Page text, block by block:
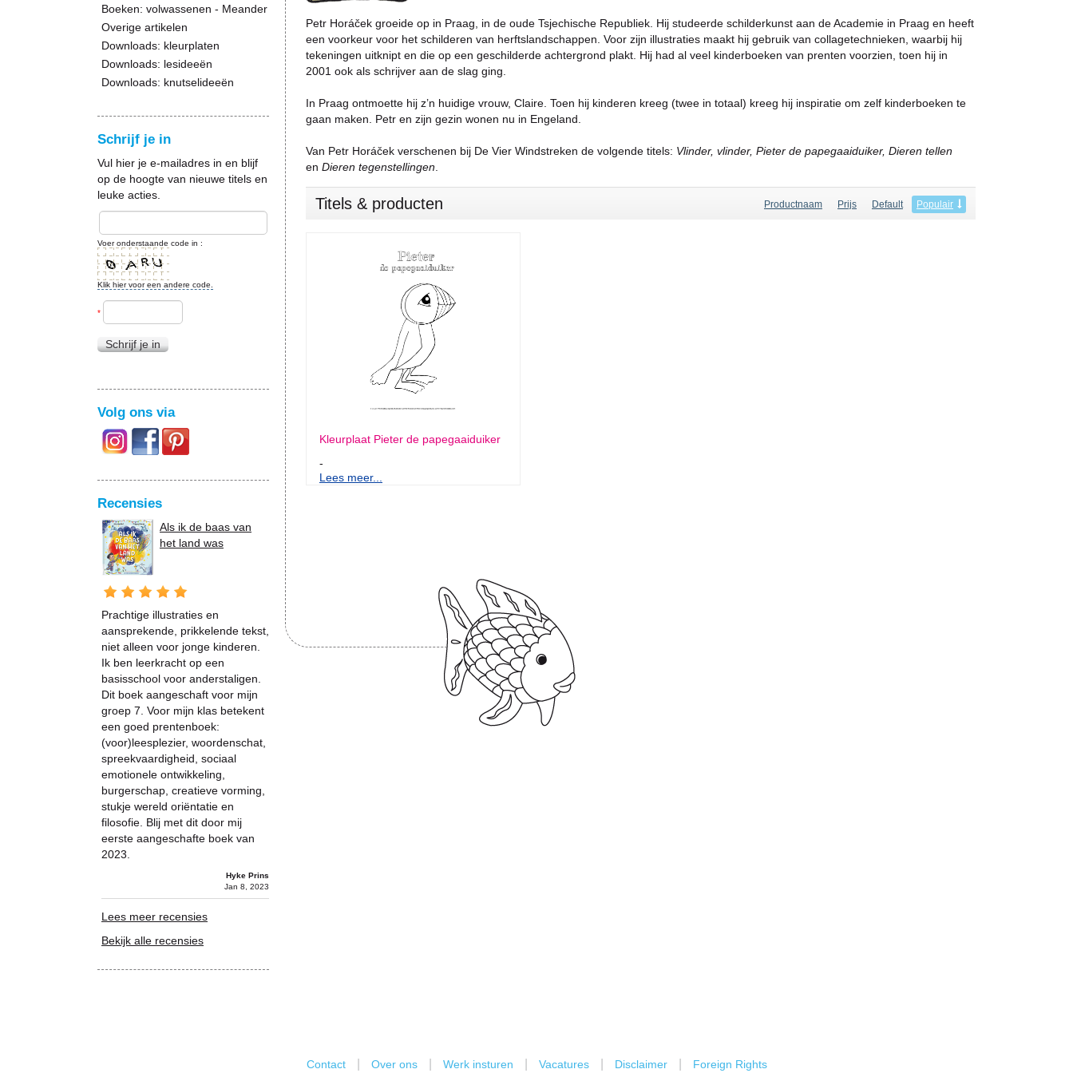
Petr Horáček groeide op in Praag, in de oude Tsjechische Republiek. Hij studeerde schilderkunst aan de Academie in Praag en heeft
een voorkeur voor het schilderen van herftslandschappen. Voor zijn illustraties maakt hij gebruik van collagetechnieken, waarbij hij
tekeningen uitknipt en die op een geschilderde achtergrond plakt. Hij had al veel kinderboeken van prenten voorzien, toen hij in
2001 ook als schrijver aan de slag ging.
In Praag ontmoette hij z’n huidige vrouw, Claire. Toen hij kinderen kreeg (twee in totaal) kreeg hij inspiratie om zelf kinderboeken te
gaan maken. Petr en zijn gezin wonen nu in Engeland.
Van Petr Horáček verschenen bij De Vier Windstreken de volgende titels: Vlinder, vlinder, Pieter de papegaaiduiker, Dieren tellen
en Dieren tegenstellingen.
Titels & producten Productnaam Prijs Default Populair
Kleurplaat Pieter de papegaaiduiker
-
Lees meer...
Boeken: volwassenen - Meander
Overige artikelen
Downloads: kleurplaten
Downloads: lesideeën
Downloads: knutselideeën
Schrijf je in
Vul hier je e-mailadres in en blijf
op de hoogte van nieuwe titels en
leuke acties.
Voer onderstaande code in :
Klik hier voor een andere code.
*
Schrijf je in
Volg ons via
Recensies
Als ik de baas van
het land was
Prachtige illustraties en
aansprekende, prikkelende tekst,
niet alleen voor jonge kinderen.
Ik ben leerkracht op een
basisschool voor anderstaligen.
Dit boek aangeschaft voor mijn
groep 7. Voor mijn klas betekent
een goed prentenboek:
(voor)leesplezier, woordenschat,
spreekvaardigheid, sociaal
emotionele ontwikkeling,
burgerschap, creatieve vorming,
stukje wereld oriëntatie en
filosofie. Blij met dit door mij
eerste aangeschafte boek van
2023.
Hyke Prins
Jan 8, 2023
Lees meer recensies
Bekijk alle recensies
Contact Over ons Werk insturen Vacatures Disclaimer Foreign Rights